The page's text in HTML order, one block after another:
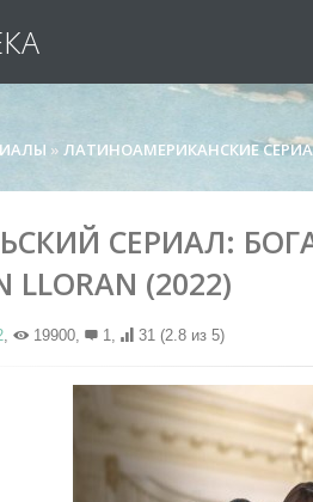
» ЛАТИНОАМЕРИКАНСКИЕ
СЕРИАЛ:
LLORAN (2022)
, 19900, 1, 31 (2.8 из 5)